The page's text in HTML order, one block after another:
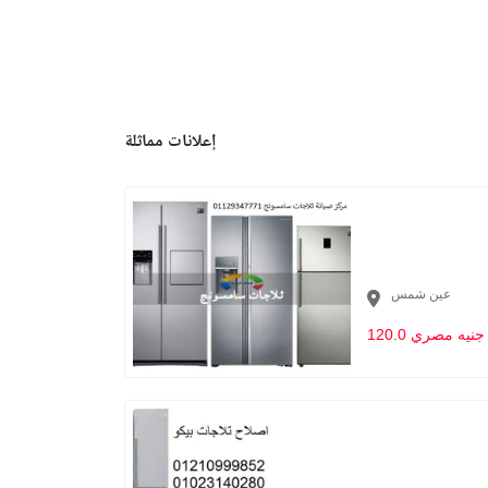
إعلانات مماثلة
عين شمس
120.0 جنيه مصري